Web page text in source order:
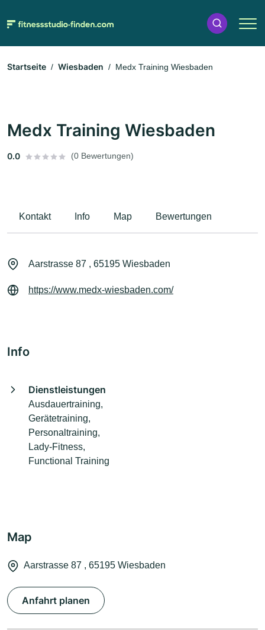
Startseite Wiesbaden Medx Training Wiesbaden
Medx Training Wiesbaden
0.0 (0 Bewertungen)
Kontakt Info Map Bewertungen
Aarstrasse 87 , 65195 Wiesbaden
https://www.medx-wiesbaden.com/
Info
Dienstleistungen
Ausdauertraining,
Gerätetraining,
Personaltraining,
Lady-Fitness,
Functional Training
Map
Aarstrasse 87 , 65195 Wiesbaden
Anfahrt planen